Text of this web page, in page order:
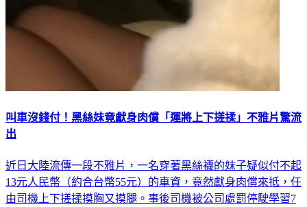
叫車沒錢付！黑絲妹竟獻身肉償「運將上下搓揉」不雅片驚流
出
近日大陸流傳一段不雅片，一名穿著黑絲襪的妹子疑似付不起
13元人民幣（約合台幣55元）的車資，竟然獻身肉償來抵，任
由司機上下搓揉摸胸又摸腿。事後司機被公司處罰停駛學習7